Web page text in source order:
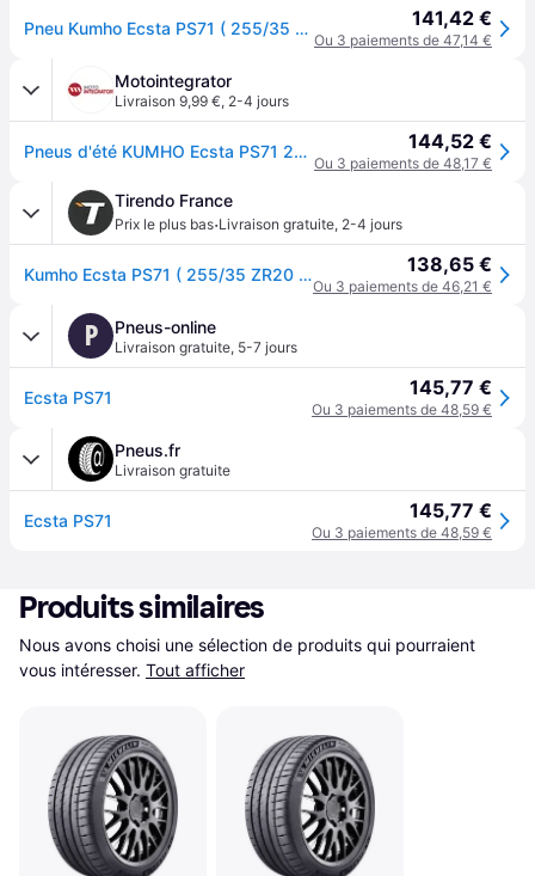
Pneu Kumho Ecsta PS71 ( 255/35 ZR20 97Y XL avec rebord protecteur de jante (FSL) ) 141,42 €
Ou 3 paiements de 47,14 €
Motointegrator
Livraison 9,99 €, 2-4 jours
Pneus d'été KUMHO Ecsta PS71 255/35R20 XL 97Y 144,52 €
Ou 3 paiements de 48,17 €
Tirendo France
Prix le plus bas·Livraison gratuite, 2-4 jours
Kumho Ecsta PS71 ( 255/35 ZR20 97Y XL avec rebord protecteur de jante (FSL) ) 138,65 €
Ou 3 paiements de 46,21 €
P Pneus-online
Livraison gratuite, 5-7 jours
Ecsta PS71 145,77 €
Ou 3 paiements de 48,59 €
Pneus.fr
Livraison gratuite
Ecsta PS71 145,77 €
Ou 3 paiements de 48,59 €
Produits similaires
Nous avons choisi une sélection de produits qui pourraient
vous intéresser. Tout afficher